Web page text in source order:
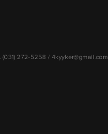
(031) 272-5258 / 4kyyker@gmail.com